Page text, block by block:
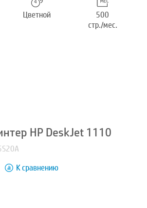
Цветной
500
стр./мес.
HP DeskJet 1110
К сравнению